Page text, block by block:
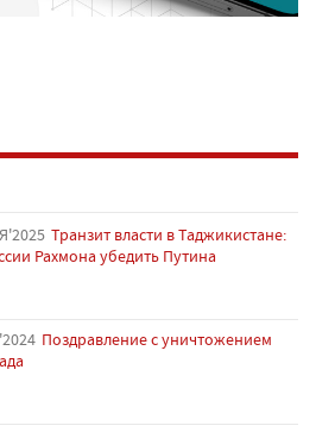
Транзит власти в Таджикистане:
Рахмона убедить Путина
Поздравление с уничтожением